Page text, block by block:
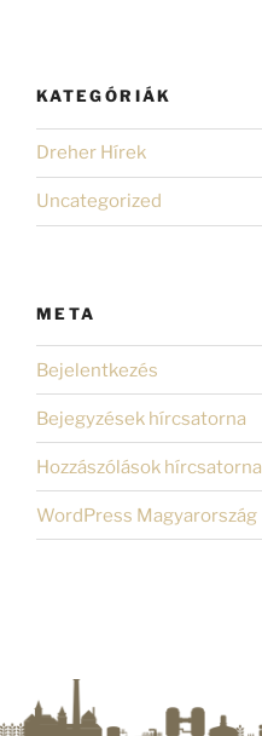
KATEGÓRIÁK
Dreher Hírek
Uncategorized
META
Bejelentkezés
Bejegyzések hírcsatorna
Hozzászólások hírcsatorna
WordPress Magyarország